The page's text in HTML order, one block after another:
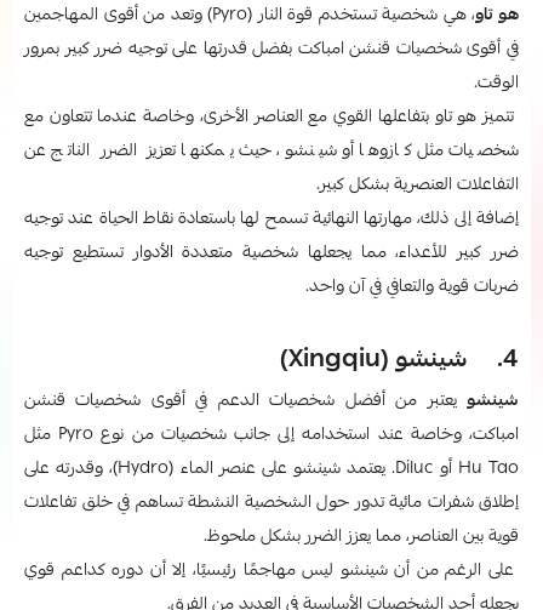
هو تاو
، هي شخصية تستخدم قوة النار (Pyro) وتعد من أقوى المهاجمين
في أقوى شخصيات قنشن امباكت بفضل قدرتها على توجيه ضرر كبير بمرور
الوقت.
تتميز هو تاو بتفاعلها القوي مع العناصر الأخرى، وخاصة عندما تتعاون مع
شخصيات مثل كازوها أو شينشو، حيث يمكنها تعزيز الضرر الناتج عن
التفاعلات العنصرية بشكل كبير.
إضافة إلى ذلك، مهارتها النهائية تسمح لها باستعادة نقاط الحياة عند توجيه
ضرر كبير للأعداء، مما يجعلها شخصية متعددة الأدوار تستطيع توجيه
ضربات قوية والتعافي في آن واحد.
4. شينشو (Xingqiu)
شينشو يعتبر من أفضل شخصيات الدعم في أقوى شخصيات قنشن
امباكت، وخاصة عند استخدامه إلى جانب شخصيات من نوع Pyro مثل
Hu Tao أو Diluc. يعتمد شينشو على عنصر الماء (Hydro)، وقدرته على
إطلاق شفرات مائية تدور حول الشخصية النشطة تساهم في خلق تفاعلات
قوية بين العناصر، مما يعزز الضرر بشكل ملحوظ.
على الرغم من أن شينشو ليس مهاجمًا رئيسيًا، إلا أن دوره كداعم قوي